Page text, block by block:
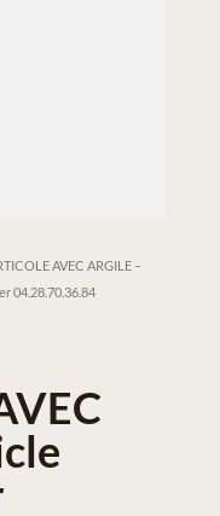
AVEC ARGILE –
04.28.70.36.84